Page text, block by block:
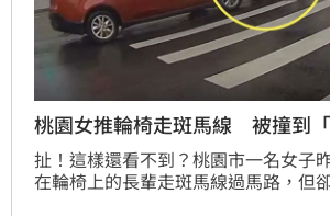
桃園女推輪椅走斑馬線 被撞到「
扯！這樣還看不到？桃園市一名女子
在輪椅上的長輩走斑馬線過馬路，但